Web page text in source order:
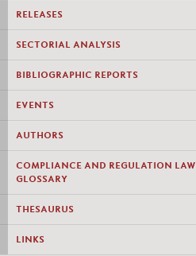
RELEASES
SECTORIAL ANALYSIS
BIBLIOGRAPHIC REPORTS
EVENTS
AUTHORS
COMPLIANCE AND REGULATION LAW
GLOSSARY
THESAURUS
LINKS